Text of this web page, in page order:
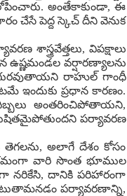
అంతేకాకుండా, ఈ
చేసే పెద్ద స్కెచ్ దీని వెనుక
శాస్త్రవేత్తలు, విపక్షాలు
ఉష్ణమండల వర్షారణ్యాలను
గురవుతాయని రాహుల్ గాంధీ
ఇందుకు ప్రధాన కారణం.
అంతరించిపోతాయని,
పర్యావరణ
తెగలను, అలాగే దేశం కోసం
వారి సొంత భూముల
నరికేసి, దానికి పరిహారంగా
పర్యావరణాన్ని,